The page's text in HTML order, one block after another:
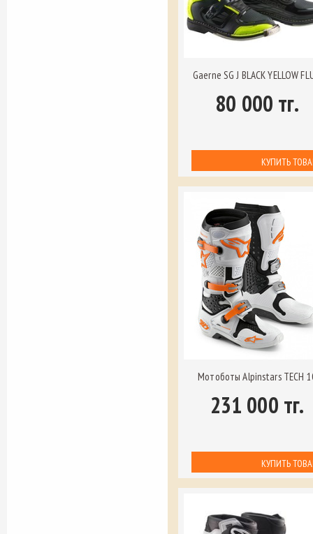
Gaerne SG J BLACK YELLOW
80 000 тг.
Мотоботы Alpinstars TECH
231 000 тг.